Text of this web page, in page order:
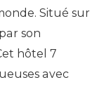
Situé sur
son
hôtel 7
avec